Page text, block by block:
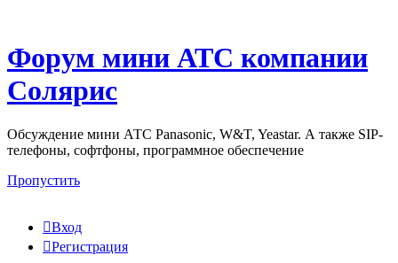
Форум мини АТС компании
Солярис
Обсуждение мини АТС Panasonic, W&T, Yeastar. А также SIP-
телефоны, софтфоны, программное обеспечение
Пропустить
Вход
Регистрация